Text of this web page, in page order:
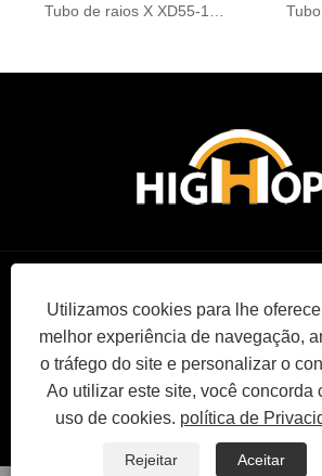
Utilizamos cookies para lhe
melhor experiência de navegação,
o tráfego do site e personalizar o
Ao utilizar este site, você concorda
uso de cookies. política de
Rejeitar Aceitar
Copyright © 2022 High Hope
Triode - Todos os Direitos